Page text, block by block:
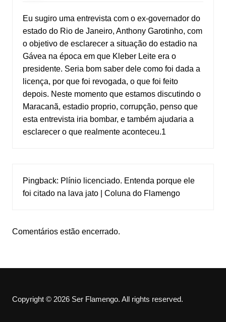
Eu sugiro uma entrevista com o ex-governador do
estado do Rio de Janeiro, Anthony Garotinho, com
o objetivo de esclarecer a situação do estadio na
Gávea na época em que Kleber Leite era o
presidente. Seria bom saber dele como foi dada a
licença, por que foi revogada, o que foi feito
depois. Neste momento que estamos discutindo o
Maracanã, estadio proprio, corrupção, penso que
esta entrevista iria bombar, e também ajudaria a
esclarecer o que realmente aconteceu.1
Pingback: Plínio licenciado. Entenda porque ele
foi citado na lava jato | Coluna do Flamengo
Comentários estão encerrado.
Copyright © 2026 Ser Flamengo. All rights reserved.